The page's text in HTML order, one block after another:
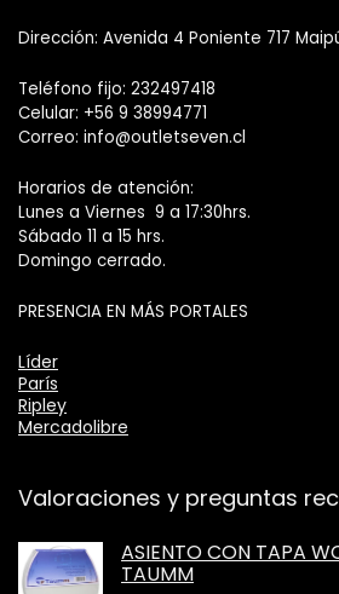
Dirección: Avenida 4 Poniente 717
Teléfono fijo: 232497418
Celular: +56 9 38994771
Correo: info@outletseven.cl
Horarios de atención:
Lunes a Viernes 9 a 17:30hrs.
Sábado 11 a 15 hrs.
Domingo cerrado.
PRESENCIA EN MÁS PORTALES
Líder
París
Ripley
Mercadolibre
Valoraciones y preguntas
ASIENTO CON TAPA
TAUMM